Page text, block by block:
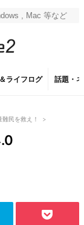
ライフログ 話題・
民を救え！
>